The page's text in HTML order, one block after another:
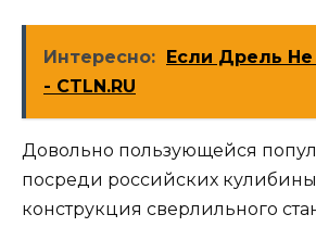
Интересно:
Если Дрель
- CTLN.RU
Довольно пользующейся
посреди российских
конструкция сверлильного